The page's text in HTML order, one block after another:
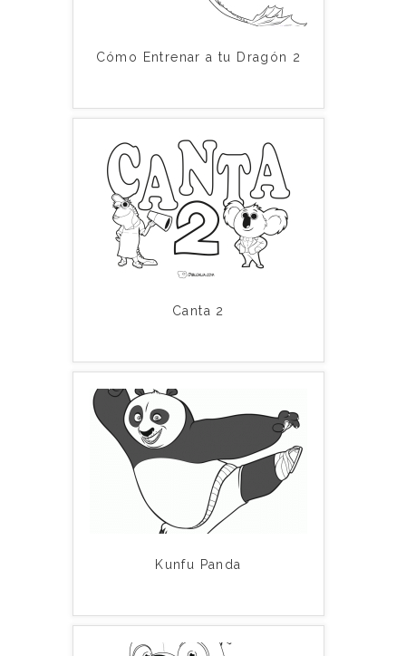
Cómo Entrenar a tu Dragón 2
Canta 2
Kunfu Panda